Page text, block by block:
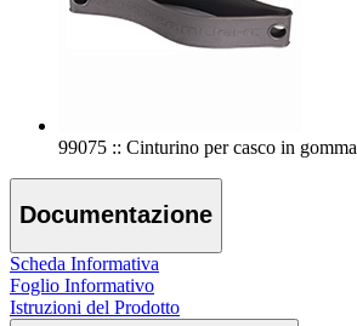
99075 :: Cinturino per casco in gomma
Documentazione
Scheda Informativa
Foglio Informativo
Istruzioni del Prodotto